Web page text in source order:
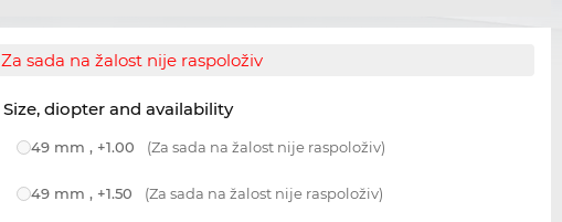
Za sada na žalost nije raspoloživ
Size, diopter and availability
49 mm , +1.00 (Za sada na žalost nije raspoloživ)
49 mm , +1.50 (Za sada na žalost nije raspoloživ)